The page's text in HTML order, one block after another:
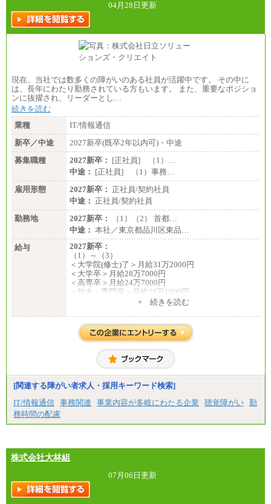
04月28日更新
現在、当社では数多くの障がいのある社員が活躍中です。 その中に
は、長年にわたり勤務されている方もいます。 また、重要なポジショ
ンに抜擢され、リーダーとし…
続きを読む
業種
IT/情報通信
新卒／中途
2027新卒(既卒2年以内可)・中途
募集職種
2027新卒： [正社員] （1）…
中途： [正社員] （1）事務…
雇用形態
2027新卒： 正社員/契約社員
中途： 正社員/契約社員
勤務地
2027新卒：
（1）（2） 首都…
中途： 本社／東京都品川区東品…
給与
2027新卒：
（1）～（3）
＜大学院(修士)了＞月給31万2000円
＜大学卒＞月給28万7000円
＜高専卒＞月給24万7000円
＜短大・専門卒＞月給23万1000円
※上記を下限として勤務地エリアにより異なる
※試用期間中も給与に変更はございません
月給17万7000円
理論年収212万4000円（月給17万7000円×12カ月）
中途：
（1）
月給22万3000円～
月給17万7000円
+ 続きを読む
[関連する障がい者求人・採用キーワード検索]
IT/情報通信 事務関連 事業内容が多岐にわたる企業 聴覚障がい 勤
務時間の配慮
株式会社大林組
07月06日更新